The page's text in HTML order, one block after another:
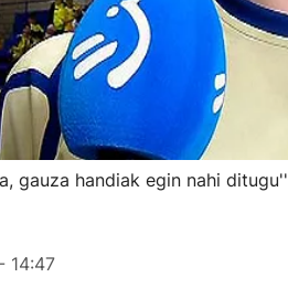
gauza handiak egin nahi ditugu''
14:47